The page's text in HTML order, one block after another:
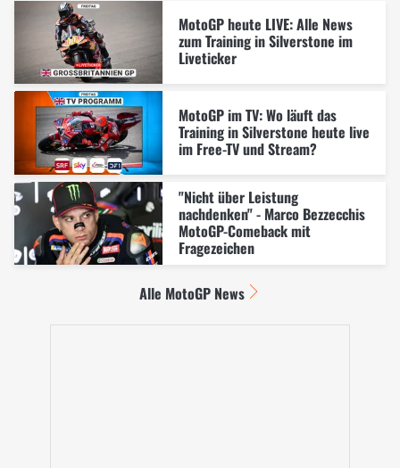
MotoGP heute LIVE: Alle News
zum Training in Silverstone im
Liveticker
MotoGP im TV: Wo läuft das
Training in Silverstone heute live
im Free-TV und Stream?
"Nicht über Leistung
nachdenken" - Marco Bezzecchis
MotoGP-Comeback mit
Fragezeichen
Alle MotoGP News